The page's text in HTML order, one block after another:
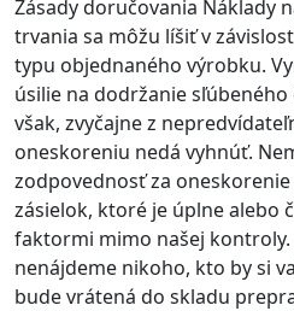
Zásady doručovania Náklady
trvania sa môžu líšiť v
typu objednaného výrobku.
úsilie na dodržanie sľúbeného
však, zvyčajne z
oneskoreniu nedá vyhnúť.
zodpovednosť za
zásielok, ktoré je úplne alebo
faktormi mimo našej
nenájdeme nikoho, kto by si
bude vrátená do skladu